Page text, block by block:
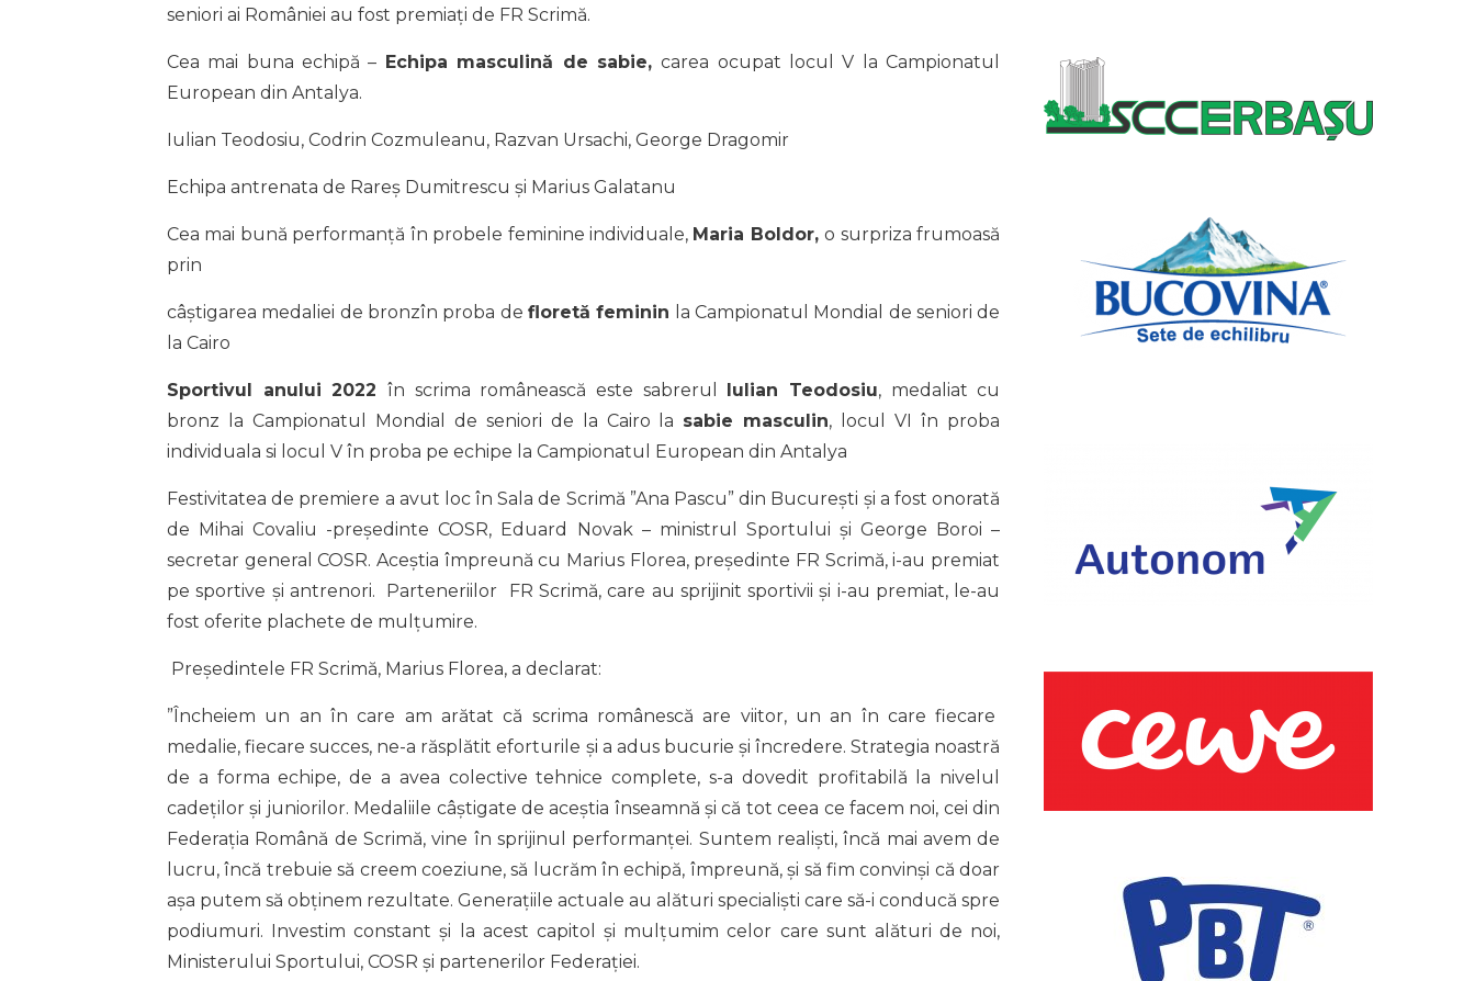
seniori ai României au fost premiați de FR Scrimă.
Cea mai buna echipă – Echipa masculină de sabie,carea ocupat locul V la Campionatul
European din Antalya.
Iulian Teodosiu, Codrin Cozmuleanu, Razvan Ursachi, George Dragomir
Echipa antrenata de Rareș Dumitrescu și Marius Galatanu
Cea mai bună performanță în probele feminine individuale, Maria Boldor,o surpriza frumoasă
prin
câștigarea medaliei de bronzîn proba de floretă feminin la Campionatul Mondial de seniori de
la Cairo
Sportivul anului 2022 în scrima românească este sabrerul Iulian Teodosiu, medaliat cu
bronz la Campionatul Mondial de seniori de la Cairo la sabie masculin, locul VI în proba
individuala si locul V în proba pe echipe la Campionatul European din Antalya
Festivitatea de premiere a avut loc în Sala de Scrimă ”Ana Pascu” din București și a fost onorată
de Mihai Covaliu -președinte COSR, Eduard Novak – ministrul Sportului și George Boroi –
secretar general COSR. Aceștia împreună cu Marius Florea, președinte FR Scrimă, i-au premiat
pe sportive și antrenori. Parteneriilor FR Scrimă, care au sprijinit sportivii și i-au premiat, le-au
fost oferite plachete de mulțumire.
Președintele FR Scrimă, Marius Florea, a declarat:
”Încheiem un an în care am arătat că scrima românescă are viitor, un an în care fiecare
medalie, fiecare succes, ne-a răsplătit eforturile și a adus bucurie și încredere. Strategia noastră
de a forma echipe, de a avea colective tehnice complete, s-a dovedit profitabilă la nivelul
cadeților și juniorilor. Medaliile câștigate de aceștia înseamnă și că tot ceea ce facem noi, cei din
Federația Română de Scrimă, vine în sprijinul performanței. Suntem realiști, încă mai avem de
lucru, încă trebuie să creem coeziune, să lucrăm în echipă, împreună, și să fim convinși că doar
așa putem să obținem rezultate. Generațiile actuale au alături specialiști care să-i conducă spre
podiumuri. Investim constant și la acest capitol și mulțumim celor care sunt alături de noi,
Ministerului Sportului, COSR și partenerilor Federației.